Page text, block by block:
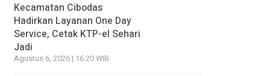
Kecamatan Cibodas
Hadirkan Layanan One Day
Service, Cetak KTP-el Sehari
Jadi
Agustus 6, 2026 | 16:20 WIB